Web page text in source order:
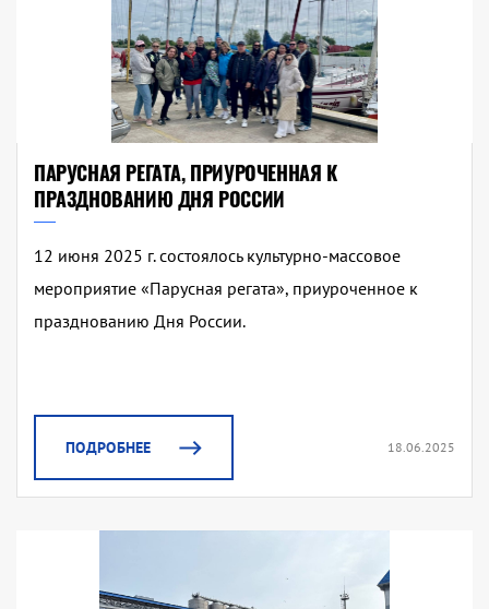
ПАРУСНАЯ РЕГАТА, ПРИУРОЧЕННАЯ К
ПРАЗДНОВАНИЮ ДНЯ РОССИИ
12 июня 2025 г. состоялось культурно-массовое
мероприятие «Парусная регата», приуроченное к
празднованию Дня России.
ПОДРОБНЕЕ 18.06.2025